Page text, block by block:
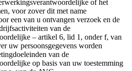
of het
voor zover dit met name
een van u ontvangen verzoek en de
van de
– artikel 6, lid 1, onder f, van
uw persoonsgegevens worden
van de
op basis van uw toestemming